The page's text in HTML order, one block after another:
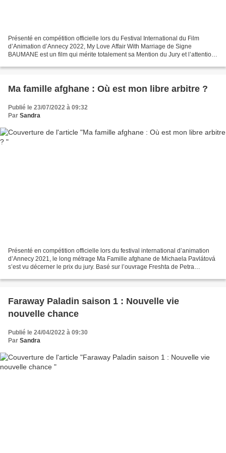
Présenté en compétition officielle lors du Festival International du Film
d’Animation d’Annecy 2022, My Love Affair With Marriage de Signe
BAUMANE est un film qui mérite totalement sa Mention du Jury et l’attention
Ma famille afghane : Où est mon libre arbitre ?
Publié le 23/07/2022 à 09:32
Par Sandra
Présenté en compétition officielle lors du festival international d’animation
d’Annecy 2021, le long métrage Ma Famille afghane de Michaela Pavlátová
s’est vu décerner le prix du jury. Basé sur l’ouvrage Freshta de Petra
Faraway Paladin saison 1 : Nouvelle vie
nouvelle chance
Publié le 24/04/2022 à 09:30
Par Sandra